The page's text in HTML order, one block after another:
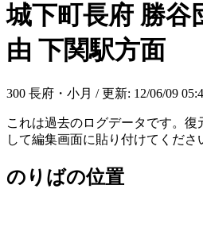
城下町長府 勝谷
由 下関駅方面
300 長府・小月 / 更新: 12/06/09
これは過去のログデータです。
して編集画面に貼り付けてくださ
のりばの位置